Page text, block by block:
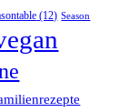
(12) Season